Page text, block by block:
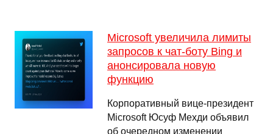
Microsoft увеличила лимиты
запросов к чат-боту Bing и
анонсировала новую
функцию
Корпоративный вице-президент
Microsoft Юсуф Мехди объявил
об очередном изменении